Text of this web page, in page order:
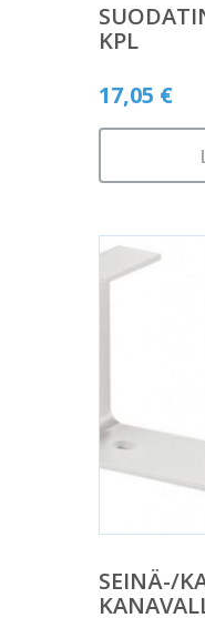
KPL
17,05 €
SEINÄ-/